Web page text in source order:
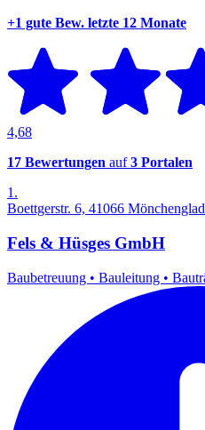
+1 gute Bew. letzte 12 Monate
4,68
17 Bewertungen auf3 Portalen
1.
Boettgerstr. 6, 41066
Fels & Hüsges GmbH
Baubetreuung • Bauleitung •